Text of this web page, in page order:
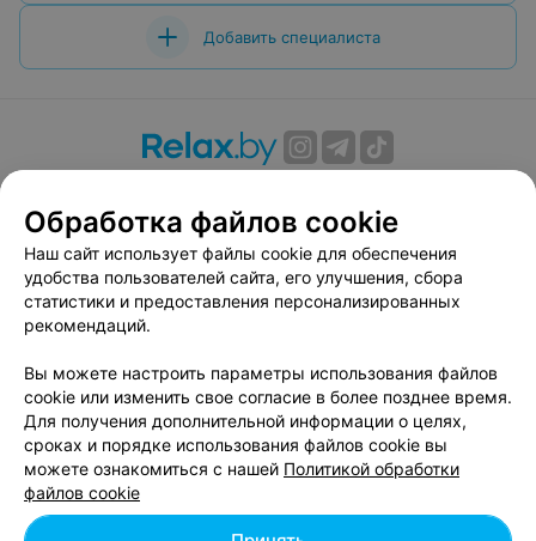
Добавить специалиста
Вакансии
Публичный договор
Способы оплаты
Публичный договор по использованию сервиса
«Афиша»
Пользовательское соглашение
Связаться по вопросам сотрудничества
Написать руководителю relax.by
Персональные настройки cookie
Обработка персональных данных
Обработка файлов cookie
Наш сайт использует файлы cookie для обеспечения
удобства пользователей сайта, его улучшения, сбора
статистики и предоставления персонализированных
рекомендаций.
Вы можете настроить параметры использования файлов
cookie или изменить свое согласие в более позднее время.
Для получения дополнительной информации о целях,
сроках и порядке использования файлов cookie вы
можете ознакомиться с нашей Политикой обработки
файлов cookie